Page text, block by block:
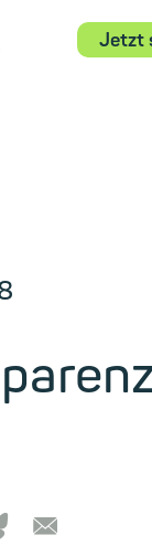
Jetzt
📧︎